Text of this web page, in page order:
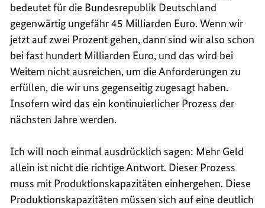
bedeutet für die Bundesrepublik Deutschland
gegenwärtig ungefähr 45 Milliarden Euro. Wenn wir
jetzt auf zwei Prozent gehen, dann sind wir also schon
bei fast hundert Milliarden Euro, und das wird bei
Weitem nicht ausreichen, um die Anforderungen zu
erfüllen, die wir uns gegenseitig zugesagt haben.
Insofern wird das ein kontinuierlicher Prozess der
nächsten Jahre werden.
Ich will noch einmal ausdrücklich sagen: Mehr Geld
allein ist nicht die richtige Antwort. Dieser Prozess
muss mit Produktionskapazitäten einhergehen. Diese
Produktionskapazitäten müssen sich auf eine deutlich